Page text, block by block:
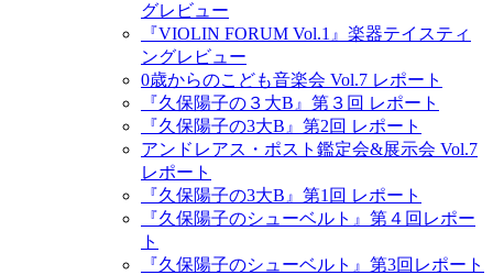
グレビュー
『VIOLIN FORUM Vol.1』楽器テイスティ
ングレビュー
0歳からのこども音楽会 Vol.7 レポート
『久保陽子の３大B』第３回 レポート
『久保陽子の3大B』第2回 レポート
アンドレアス・ポスト鑑定会&展示会 Vol.7
レポート
『久保陽子の3大B』第1回 レポート
『久保陽子のシューベルト』第４回レポー
ト
『久保陽子のシューベルト』第3回レポート